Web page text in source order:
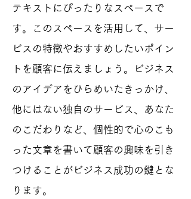
テキストにぴったりなスペースで
す。このスペースを活用して、サー
ビスの特徴やおすすめしたいポイン
トを顧客に伝えましょう。ビジネス
のアイデアをひらめいたきっかけ、
他にはない独自のサービス、あなた
のこだわりなど、個性的で心のこも
った文章を書いて顧客の興味を引き
つけることがビジネス成功の鍵とな
ります。